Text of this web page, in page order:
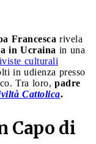
Francesca rivela
in Ucraina in una
culturali
in udienza presso
Tra loro, padre
Cattolica.
Capo di